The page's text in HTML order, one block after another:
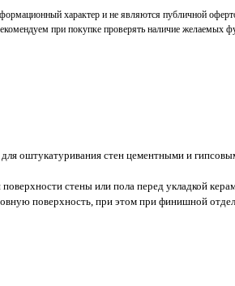
характер и не являются публичной
при покупке проверять наличие желаемых
оштукатуривания стен цементными и
стены или пола перед укладкой
поверхность, при этом при финишной